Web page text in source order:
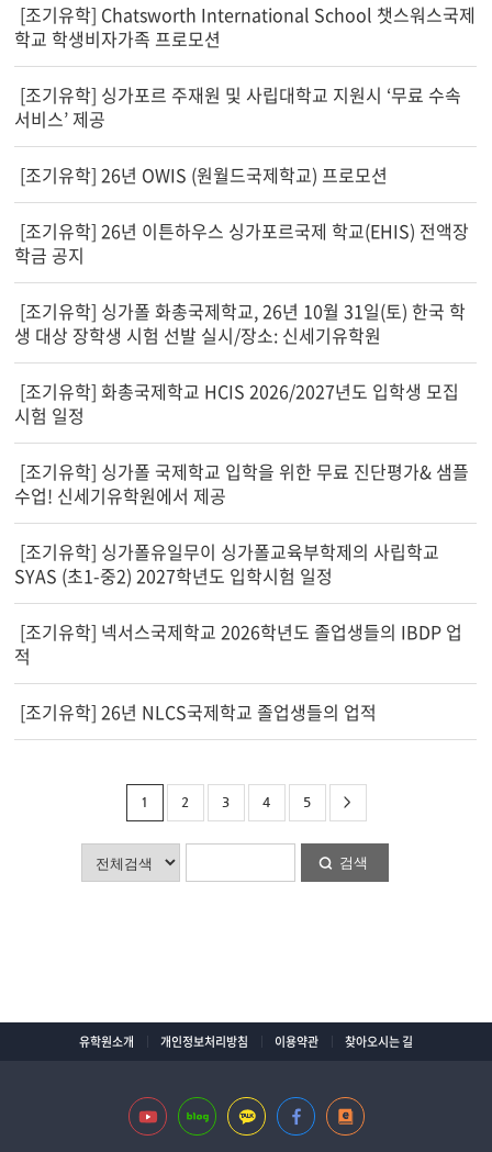
[조기유학] Chatsworth International School 챗스워스국제
학교 학생비자가족 프로모션
[조기유학] 싱가포르 주재원 및 사립대학교 지원시 ‘무료 수속
서비스’ 제공
[조기유학] 26년 OWIS (원월드국제학교) 프로모션
[조기유학] 26년 이튼하우스 싱가포르국제 학교(EHIS) 전액장
학금 공지
[조기유학] 싱가폴 화총국제학교, 26년 10월 31일(토) 한국 학
생 대상 장학생 시험 선발 실시/장소: 신세기유학원
[조기유학] 화총국제학교 HCIS 2026/2027년도 입학생 모집
시험 일정
[조기유학] 싱가폴 국제학교 입학을 위한 무료 진단평가& 샘플
수업! 신세기유학원에서 제공
[조기유학] 싱가폴유일무이 싱가폴교육부학제의 사립학교
SYAS (초1-중2) 2027학년도 입학시험 일정
[조기유학] 넥서스국제학교 2026학년도 졸업생들의 IBDP 업
적
[조기유학] 26년 NLCS국제학교 졸업생들의 업적
1 2 3 4 5 >
검색
유학원소개 개인정보처리방침 이용약관 찾아오시는 길